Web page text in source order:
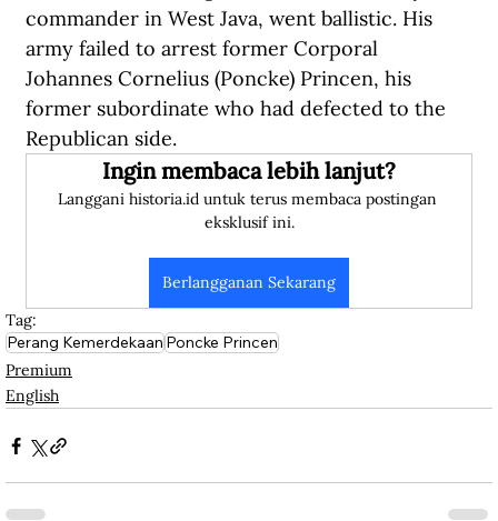
commander in West Java, went ballistic. His
army failed to arrest former Corporal
Johannes Cornelius (Poncke) Princen, his
former subordinate who had defected to the
Republican side.
Ingin membaca lebih lanjut?
Langgani historia.id untuk terus membaca postingan
eksklusif ini.
Berlangganan Sekarang
Tag:
Perang KemerdekaanPoncke Princen
Premium
English